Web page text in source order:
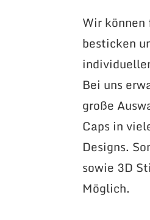
Wir können
besticken
Bei uns
große
Caps in
Designs.
sowie 3D
Möglich.